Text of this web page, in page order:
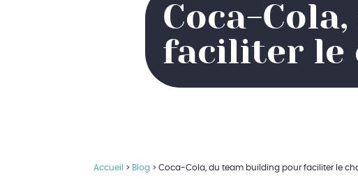
Coca-
faciliter le
Accueil > Blog >Coca-Cola, du team building pour faciliter le